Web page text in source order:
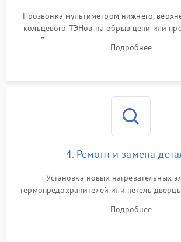
Прозвонка мультиметром нижнего,
кольцевого ТЭНов на обрыв цепи или
Диагностика термостата, датчиков
переключателя режимов и мотора
Подробнее
4. Ремонт и замена
Установка новых нагревательных
термопредохранителей или петель
выгоревших реле, восстановление
Подробнее